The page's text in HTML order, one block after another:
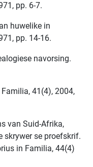
pp. 6-7.
huwelike in
pp. 14-16.
navorsing.
Familia, 41(4), 2004,
van Suid-Afrika,
skrywer se proefskrif.
in Familia, 44(4)